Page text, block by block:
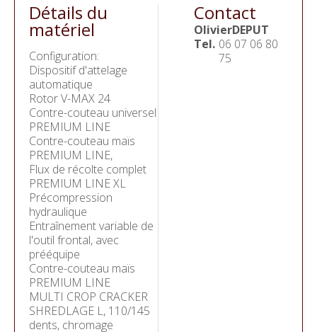
Détails du
matériel
Configuration:
Dispositif d'attelage
automatique
Rotor V-MAX 24
Contre-couteau universel
PREMIUM LINE
Contre-couteau maïs
PREMIUM LINE,
Flux de récolte complet
PREMIUM LINE XL
Précompression
hydraulique
Entraînement variable de
l'outil frontal, avec
prééquipe
Contre-couteau maïs
PREMIUM LINE
MULTI CROP CRACKER
SHREDLAGE L, 110/145
dents, chromage
Contact
OlivierDEPUT
Tel. 06 07 06 80
75